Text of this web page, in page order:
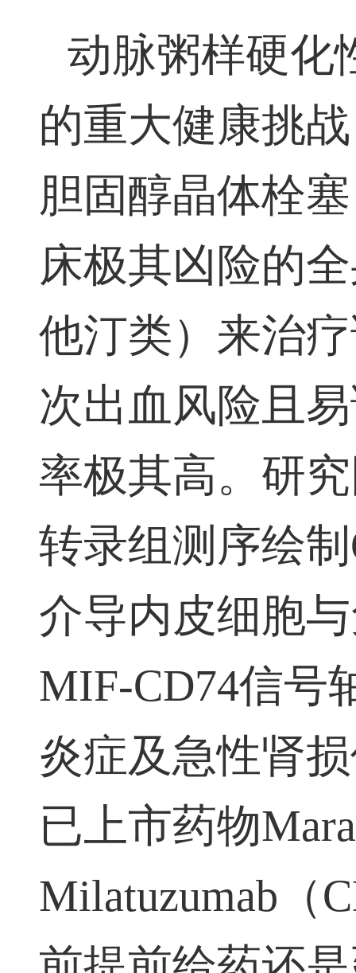
动脉粥样硬化
的重大健康挑
胆固醇晶体栓
床极其凶险的
他汀类）来治
次出血风险且
率极其高。研
转录组测序绘制
介导内皮细胞
MIF-CD74 信号
炎症及急性肾
已上市药物
Milatuzumab
（